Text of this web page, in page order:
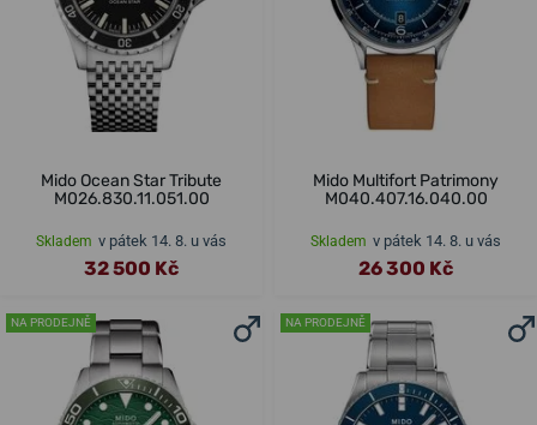
Mido Ocean Star Tribute
M026.830.11.051.00
Skladem v pátek 14. 8. u vás
32 500 Kč
Mido Multifort Patrimony
M040.407.16.040.00
Skladem v pátek 14. 8. u vás
26 300 Kč
NA PRODEJNĚ NA PRODEJNĚ